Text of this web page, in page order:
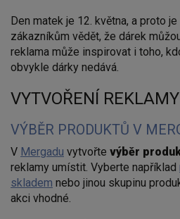
Den matek je 12. května, a proto
zákazníkům vědět, že dárek
reklama může inspirovat i toho,
obvykle dárky nedává.
VYTVOŘENÍ
VÝBĚR PRODUKTŮ V
V Mergadu vytvořte výběr
reklamy umístit. Vyberte například
skladem nebo jinou skupinu
akci vhodné.